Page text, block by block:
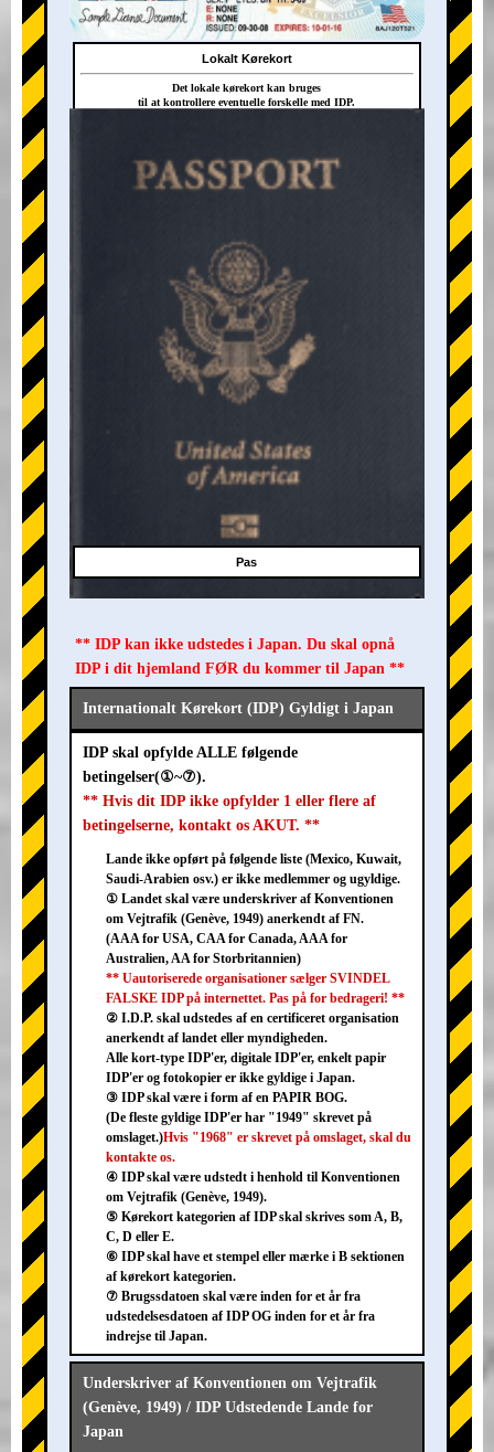
+
Lokalt Kørekort
Det lokale kørekort kan bruges
til at kontrollere eventuelle forskelle med IDP.
Pas
** IDP kan ikke udstedes i Japan. Du skal opnå
IDP i dit hjemland FØR du kommer til Japan **
Internationalt Kørekort (IDP) Gyldigt i Japan
IDP skal opfylde ALLE følgende
betingelser(①~⑦).
** Hvis dit IDP ikke opfylder 1 eller flere af
betingelserne, kontakt os AKUT. **
Lande ikke opført på følgende liste (Mexico, Kuwait,
Saudi-Arabien osv.) er ikke medlemmer og ugyldige.
① Landet skal være underskriver af Konventionen
om Vejtrafik (Genève, 1949) anerkendt af FN.
(AAA for USA, CAA for Canada, AAA for
Australien, AA for Storbritannien)
** Uautoriserede organisationer sælger SVINDEL
FALSKE IDP på internettet. Pas på for bedrageri! **
② I.D.P. skal udstedes af en certificeret organisation
anerkendt af landet eller myndigheden.
Alle kort-type IDP'er, digitale IDP'er, enkelt papir
IDP'er og fotokopier er ikke gyldige i Japan.
③ IDP skal være i form af en PAPIR BOG.
(De fleste gyldige IDP'er har "1949" skrevet på
omslaget.)Hvis "1968" er skrevet på omslaget, skal du
kontakte os.
④ IDP skal være udstedt i henhold til Konventionen
om Vejtrafik (Genève, 1949).
⑤ Kørekort kategorien af IDP skal skrives som A, B,
C, D eller E.
⑥ IDP skal have et stempel eller mærke i B sektionen
af kørekort kategorien.
⑦ Brugssdatoen skal være inden for et år fra
udstedelsesdatoen af IDP OG inden for et år fra
indrejse til Japan.
Underskriver af Konventionen om Vejtrafik
(Genève, 1949) / IDP Udstedende Lande for
Japan